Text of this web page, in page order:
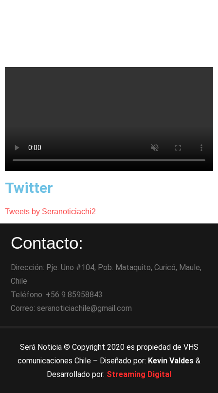
Twitter
Tweets by Seranoticiachi2
Contacto:
Dirección: Pje. Uno #104, Pob. Mataquito, Curicó, Maule,
Chile
Teléfono: +56 9 85958843
Correo: seranoticiachile@gmail.com
Será Noticia © Copyright 2020 es propiedad de VHS
comunicaciones Chile – Diseñado por: Kevin Valdes &
Desarrollado por: Streaming Digital